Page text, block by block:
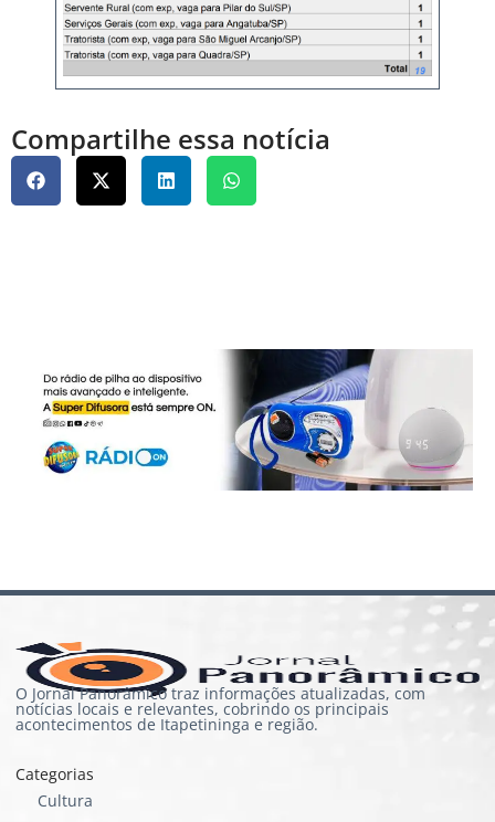
Compartilhe essa notícia
O Jornal Panorâmico traz informações atualizadas, com
notícias locais e relevantes, cobrindo os principais
acontecimentos de Itapetininga e região.
Categorias
Cultura